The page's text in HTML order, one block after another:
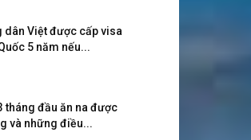
dân Việt được cấp visa
5 năm nếu...
tháng đầu ăn na được
và những điều...